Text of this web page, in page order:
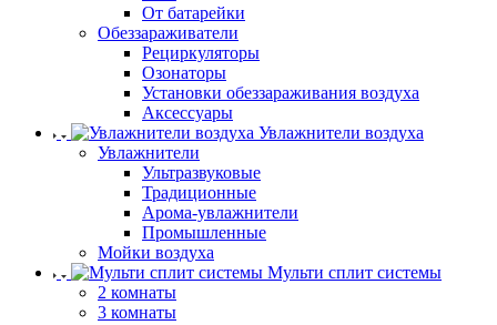
От батарейки
Обеззараживатели
Рециркуляторы
Озонаторы
Установки обеззараживания воздуха
Аксессуары
Увлажнители воздуха
Увлажнители
Ультразвуковые
Традиционные
Арома-увлажнители
Промышленные
Мойки воздуха
Мульти сплит системы
2 комнаты
3 комнаты